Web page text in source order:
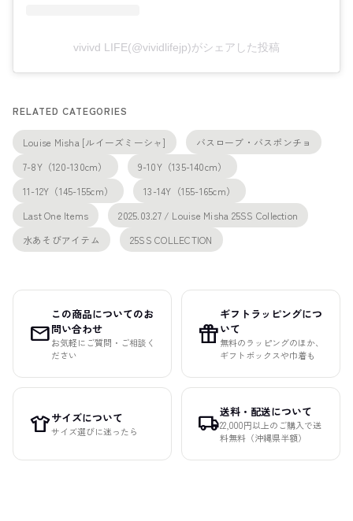
vivivd LIFE(@vividlifejp)がシェアした投稿
RELATED CATEGORIES
Louise Misha [ルイーズミーシャ]
バスローブ・バスポンチョ
7-8Y（120-130cm）
9-10Y（135-140cm）
11-12Y（145-155cm）
13-14Y（155-165cm）
Last One Items
2025.03.27 / Louise Misha 25SS Collection
水あそびアイテム
25SS COLLECTION
mail
この商品についてのお
問い合わせ
お気軽にご質問・ご相談く
ださい
featured_seasonal_and_gifts
ギフトラッピングにつ
いて
無料のラッピングのほか、
ギフトボックスや巾着も
apparelサイズについて
サイズ選びに迷ったら local_shipping送料・配送について
22,000円以上のご購入で送
料無料（沖縄県半額）